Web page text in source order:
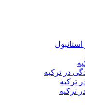
در ترکیه
ترکیه
ترکیه